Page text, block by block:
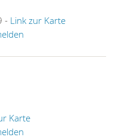
- Link zur Karte
Karte